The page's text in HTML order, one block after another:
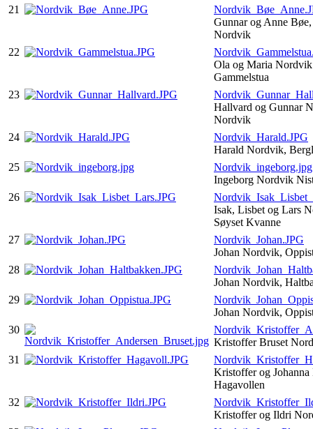
21
Gunnar og Anne
Nordvik
22
Ola og Maria
Gammelstua
23
Hallvard og Gunnar
Nordvik
24
Nordvik_Harald.JPG
Harald Nordvik,
25
Nordvik_ingeborg.jpg
Ingeborg Nordvik
26
Isak, Lisbet og Lars
Søyset Kvanne
27
Nordvik_Johan.JPG
Johan Nordvik,
28
Johan Nordvik,
29
Johan Nordvik,
30
Kristoffer Bruset
31
Kristoffer og
Hagavollen
32
Kristoffer og Ildri